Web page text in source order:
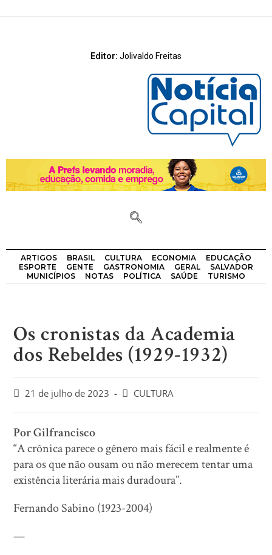
Editor: Jolivaldo Freitas
ARTIGOS BRASIL CULTURA ECONOMIA
EDUCAÇÃO
ESPORTE
GENTE GASTRONOMIA GERAL
SALVADOR
MUNICÍPIOS
NOTAS POLÍTICA SAÚDE TURISMO
Os cronistas da Academia
dos Rebeldes (1929-1932)
21 de julho de 2023 CULTURA
Por Gilfrancisco
“A crônica parece o gênero mais fácil e realmente é
para os que não ousam ou não merecem tentar uma
existência literária mais duradoura”.
Fernando Sabino (1923-2004)
—